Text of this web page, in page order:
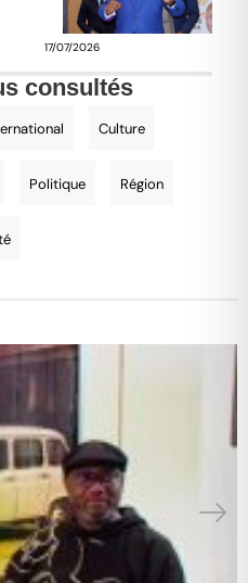
17/07/2026
consultés
Culture
Politique Région